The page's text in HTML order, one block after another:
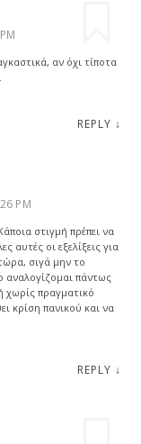
αν όχι τίποτα
REPLY ↓
PM
στιγμή πρέπει να
αυτές οι εξελίξεις για
σιγά μην το
αναλογίζομαι πάντως
χωρίς πραγματικό
κρίση πανικού και να
REPLY ↓